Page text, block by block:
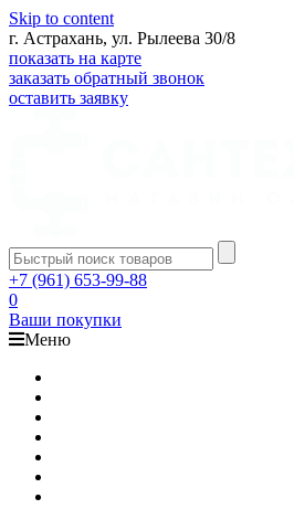
Skip to content
г. Астрахань, ул. Рылеева 30/8
показать на карте
заказать обратный звонок
оставить заявку
+7 (961) 653-99-88
0
Ваши покупки
Меню